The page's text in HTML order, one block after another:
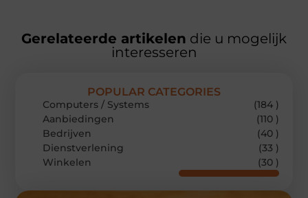
Gerelateerde artikelen die u mogelijk
interesseren
POPULAR CATEGORIES
Computers / Systems
(184 )
Aanbiedingen
(110 )
Bedrijven
(40 )
Dienstverlening
(33 )
Winkelen
(30 )